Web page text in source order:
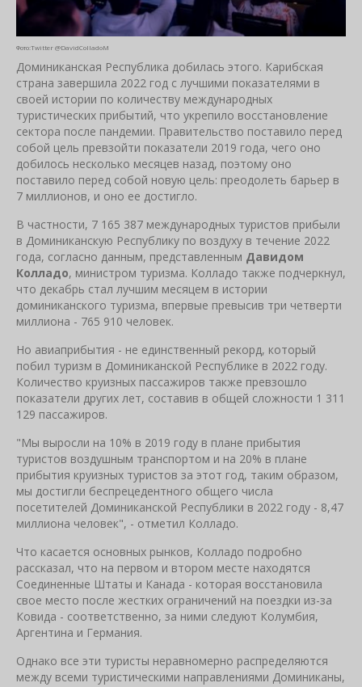
Фото:Twitter @DavidColladoM
Доминиканская Республика добилась этого. Карибская
страна завершила 2022 год с лучшими показателями в
своей истории по количеству международных
туристических прибытий, что укрепило восстановление
сектора после пандемии. Правительство поставило перед
собой цель превзойти показатели 2019 года, чего оно
добилось несколько месяцев назад, поэтому оно
поставило перед собой новую цель: преодолеть барьер в
7 миллионов, и оно ее достигло.
В частности, 7 165 387 международных туристов прибыли
в Доминиканскую Республику по воздуху в течение 2022
года, согласно данным, представленным Давидом
Колладо, министром туризма. Колладо также подчеркнул,
что декабрь стал лучшим месяцем в истории
доминиканского туризма, впервые превысив три четверти
миллиона - 765 910 человек.
Но авиаприбытия - не единственный рекорд, который
побил туризм в Доминиканской Республике в 2022 году.
Количество круизных пассажиров также превзошло
показатели других лет, составив в общей сложности 1 311
129 пассажиров.
"Мы выросли на 10% в 2019 году в плане прибытия
туристов воздушным транспортом и на 20% в плане
прибытия круизных туристов за этот год, таким образом,
мы достигли беспрецедентного общего числа
посетителей Доминиканской Республики в 2022 году - 8,47
миллиона человек", - отметил Колладо.
Что касается основных рынков, Колладо подробно
рассказал, что на первом и втором месте находятся
Соединенные Штаты и Канада - которая восстановила
свое место после жестких ограничений на поездки из-за
Ковида - соответственно, за ними следуют Колумбия,
Аргентина и Германия.
Однако все эти туристы неравномерно распределяются
между всеми туристическими направлениями Доминиканы,